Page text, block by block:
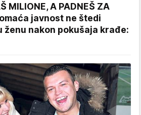
MILIONE, A PADNEŠ ZA
javnost ne štedi
ženu nakon pokušaja krađe: